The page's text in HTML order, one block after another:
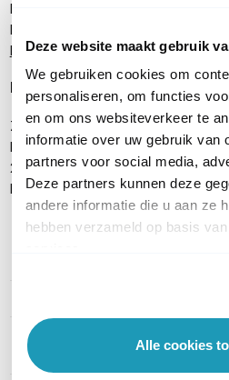
Deze website maakt gebruik
We gebruiken cookies om
personaliseren, om functies
en om ons websiteverkeer te
informatie over uw gebruik van
partners voor social media,
Deze partners kunnen deze
andere informatie die u aan ze
hebben verzameld op basis
Alle cookies
locatie zonder internet moet
bovendien uit voorraad leverbaar.
Demand SIM-kaartenen onze
Inhoud verpakking
ZTE MF986D
Poynting Puck-2 antenne
2x SMA-Female naar TS9 Adapters
Handleiding
Artikelnummer